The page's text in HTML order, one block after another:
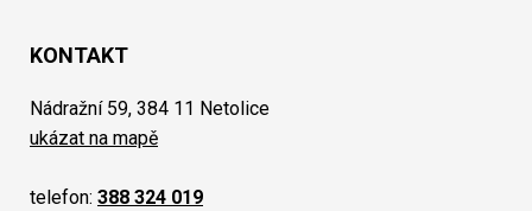
KONTAKT
Nádražní 59, 384 11 Netolice
ukázat na mapě
telefon: 388 324 019